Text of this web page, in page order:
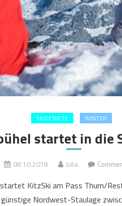
SKIGEBIETE WINTER
startet in die
08.10.2018 Julia
KitzSki am Pass Thurn/
Nordwest-Staulage